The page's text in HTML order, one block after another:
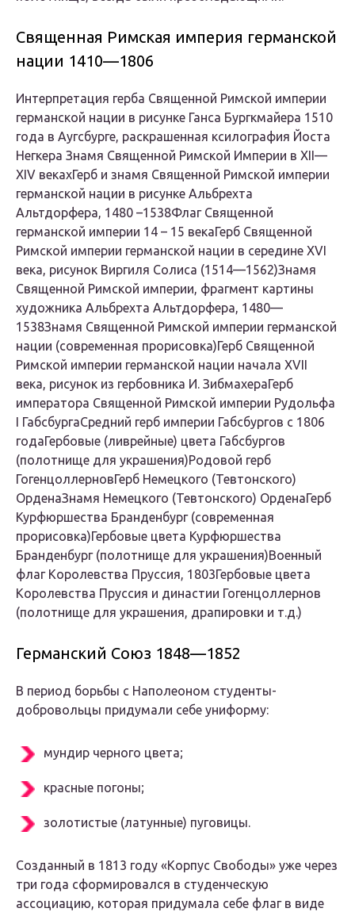
Священная Римская империя германской
нации 1410—1806
Интерпретация герба Священной Римской империи
германской нации в рисунке Ганса Бургкмайера 1510
года в Аугсбурге, раскрашенная ксилография Йоста
Негкера Знамя Священной Римской Империи в XII—
XIV векахГерб и знамя Священной Римской империи
германской нации в рисунке Альбрехта
Альтдорфера, 1480 –1538Флаг Священной
германской империи 14 – 15 векаГерб Священной
Римской империи германской нации в середине XVI
века, рисунок Виргиля Солиса (1514—1562)Знамя
Священной Римской империи, фрагмент картины
художника Альбрехта Альтдорфера, 1480—
1538Знамя Священной Римской империи германской
нации (современная прорисовка)Герб Священной
Римской империи германской нации начала XVII
века, рисунок из гербовника И. ЗибмахераГерб
императора Священной Римской империи Рудольфа
I ГабсбургаСредний герб империи Габсбургов с 1806
годаГербовые (ливрейные) цвета Габсбургов
(полотнище для украшения)Родовой герб
ГогенцоллерновГерб Немецкого (Тевтонского)
ОрденаЗнамя Немецкого (Тевтонского) ОрденаГерб
Курфюршества Бранденбург (современная
прорисовка)Гербовые цвета Курфюршества
Бранденбург (полотнище для украшения)Военный
флаг Королевства Пруссия, 1803Гербовые цвета
Королевства Пруссия и династии Гогенцоллернов
(полотнище для украшения, драпировки и т.д.)
Германский Союз 1848—1852
В период борьбы с Наполеоном студенты-
добровольцы придумали себе униформу:
мундир черного цвета;
красные погоны;
золотистые (латунные) пуговицы.
Созданный в 1813 году «Корпус Свободы» уже через
три года сформировался в студенческую
ассоциацию, которая придумала себе флаг в виде